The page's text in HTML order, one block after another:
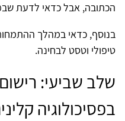
הכתובה, אבל כדאי לדעת
בנוסף, כדאי במהלך
טיפולי וטסט לבחינה.
שלב שביעי:
בפסיכולוגיה